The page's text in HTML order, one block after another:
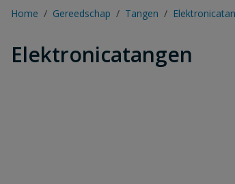
Home / Gereedschap / Tangen /
Elektronicatangen